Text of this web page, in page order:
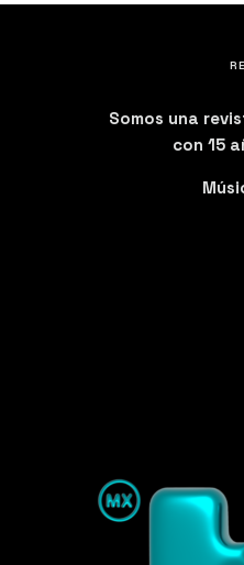
Somos una
con 15